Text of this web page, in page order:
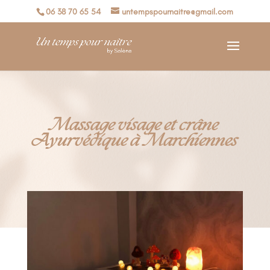
06 38 70 65 54 untempspournaitre@gmail.com
Massage visage et crâne
Ayurvédique à Marchiennes